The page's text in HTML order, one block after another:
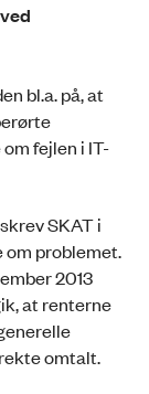
bl.a. på, at
fejlen i IT-
SKAT i
om problemet.
2013
at renterne
omtalt.